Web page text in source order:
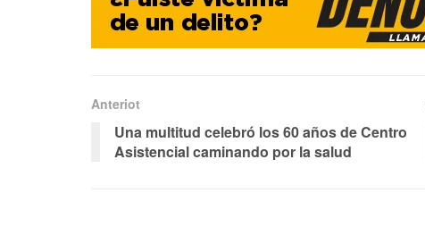
Anteriot
Una multitud celebró los 60 años de Centro
Asistencial caminando por la salud